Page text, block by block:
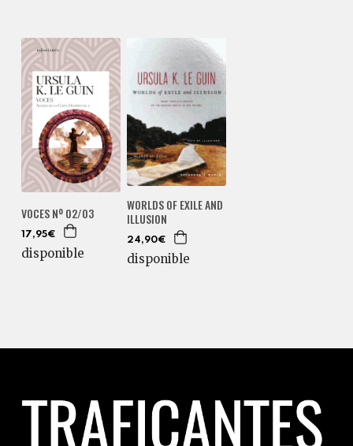
VOCES Nº 02/03
17,95€
disponible
WORLDS OF EXILE AND
ILLUSION
24,90€
disponible